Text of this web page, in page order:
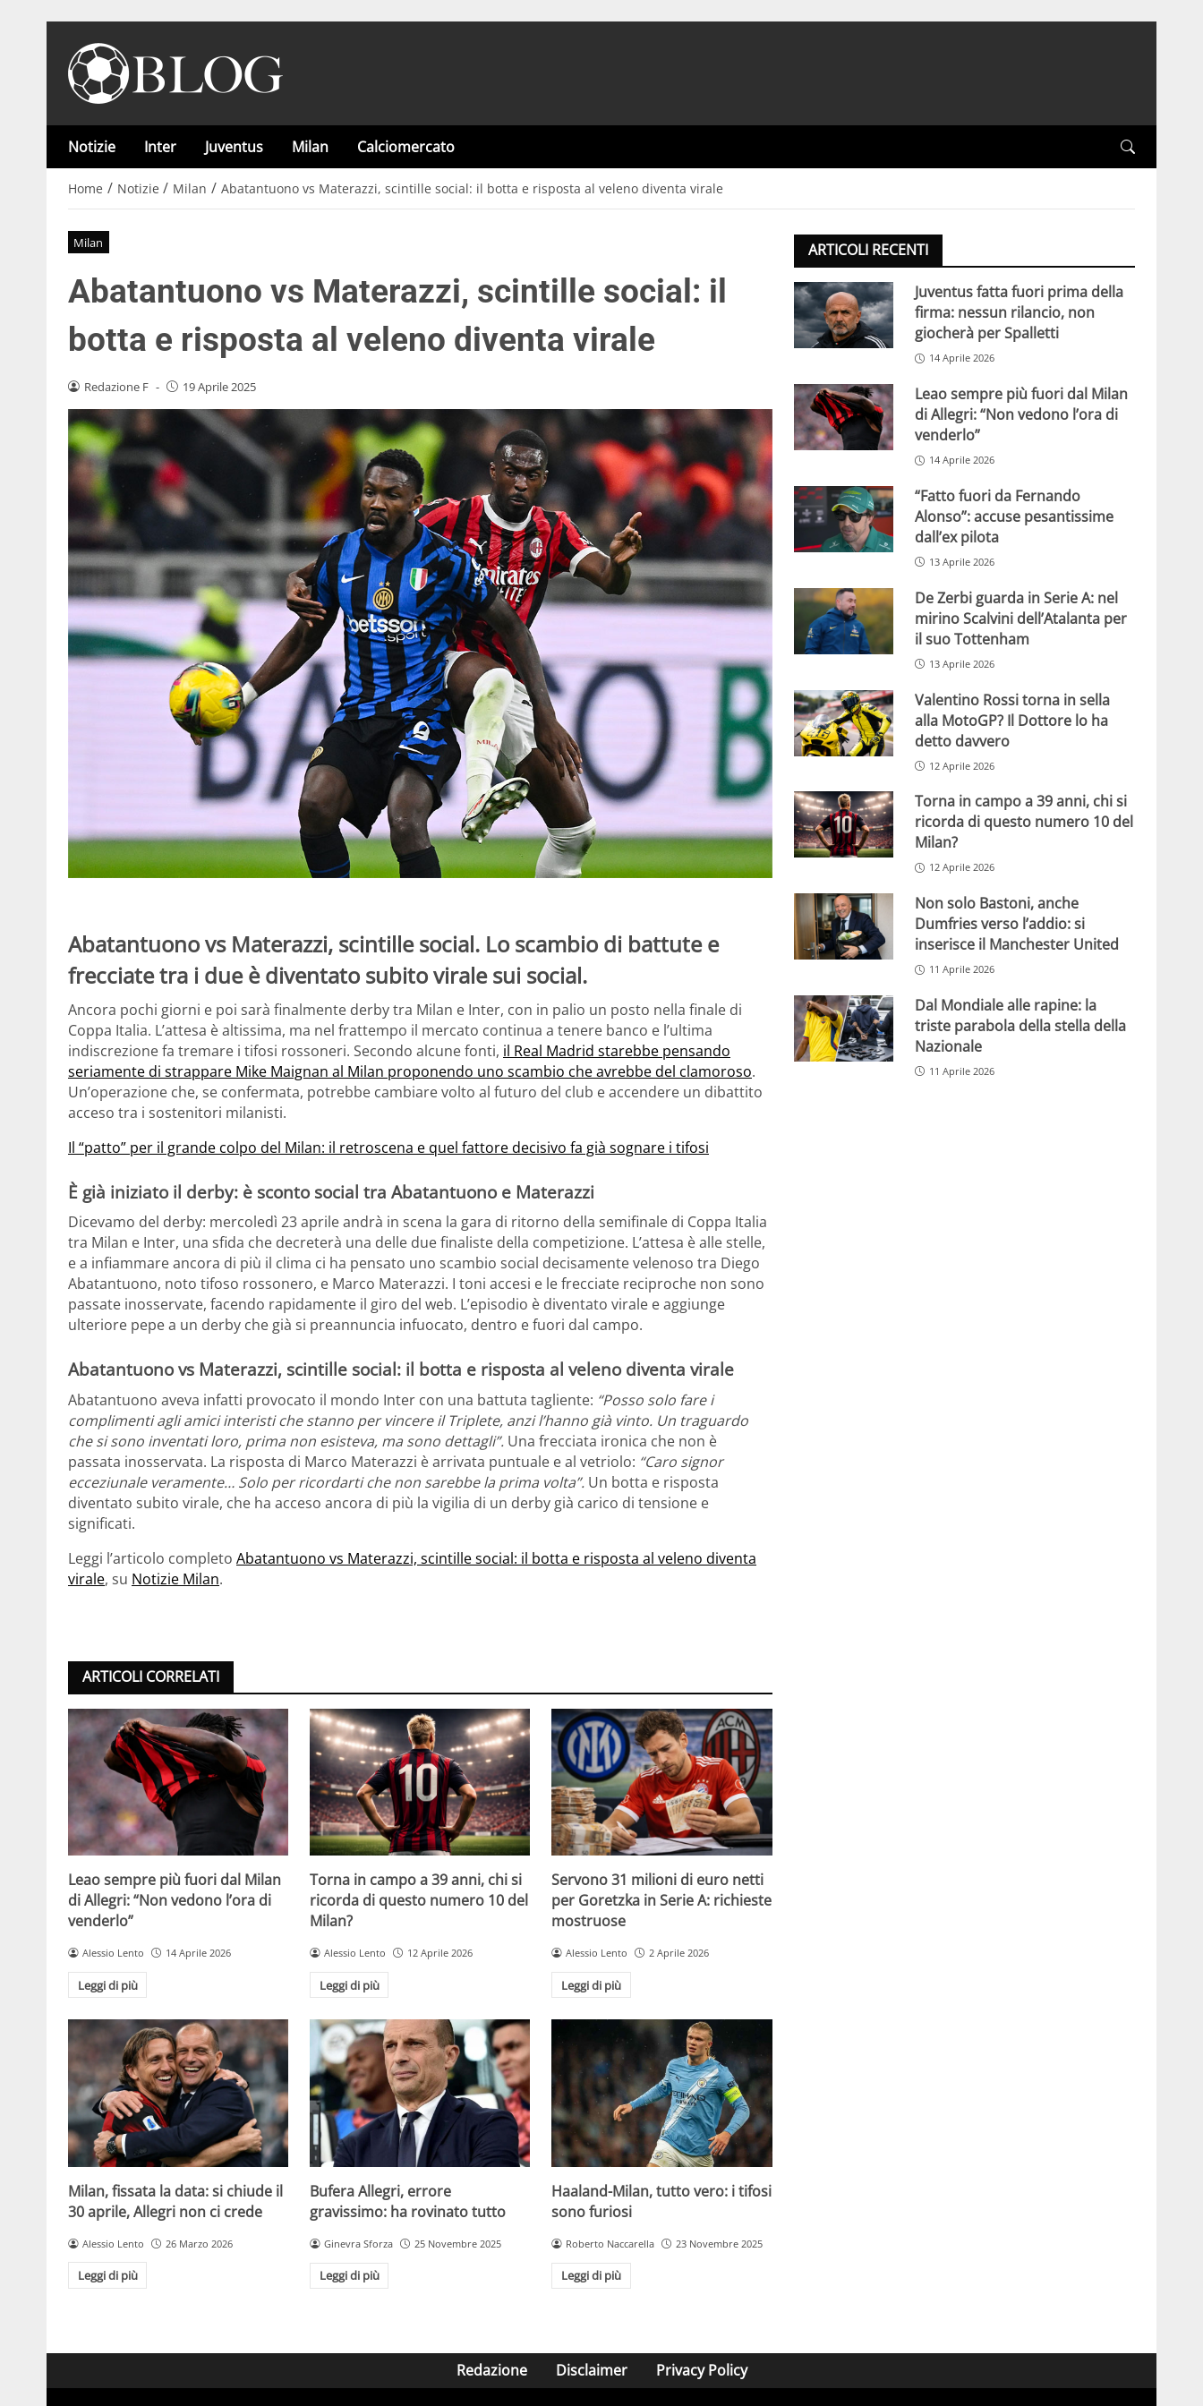
Notizie Inter Juventus Milan Calciomercato
Home / Notizie / Milan / Abatantuono vs Materazzi, scintille social: il botta e risposta al veleno diventa virale
Milan
Abatantuono vs Materazzi, scintille social: il
botta e risposta al veleno diventa virale
Redazione F - 19 Aprile 2025
Abatantuono vs Materazzi, scintille social. Lo scambio di battute e
frecciate tra i due è diventato subito virale sui social.
Ancora pochi giorni e poi sarà finalmente derby tra Milan e Inter, con in palio un posto nella finale di
Coppa Italia. L’attesa è altissima, ma nel frattempo il mercato continua a tenere banco e l’ultima
indiscrezione fa tremare i tifosi rossoneri. Secondo alcune fonti, il Real Madrid starebbe pensando
seriamente di strappare Mike Maignan al Milan proponendo uno scambio che avrebbe del clamoroso.
Un’operazione che, se confermata, potrebbe cambiare volto al futuro del club e accendere un dibattito
acceso tra i sostenitori milanisti.
Il “patto” per il grande colpo del Milan: il retroscena e quel fattore decisivo fa già sognare i tifosi
È già iniziato il derby: è sconto social tra Abatantuono e Materazzi
Dicevamo del derby: mercoledì 23 aprile andrà in scena la gara di ritorno della semifinale di Coppa Italia
tra Milan e Inter, una sfida che decreterà una delle due finaliste della competizione. L’attesa è alle stelle,
e a infiammare ancora di più il clima ci ha pensato uno scambio social decisamente velenoso tra Diego
Abatantuono, noto tifoso rossonero, e Marco Materazzi. I toni accesi e le frecciate reciproche non sono
passate inosservate, facendo rapidamente il giro del web. L’episodio è diventato virale e aggiunge
ulteriore pepe a un derby che già si preannuncia infuocato, dentro e fuori dal campo.
Abatantuono vs Materazzi, scintille social: il botta e risposta al veleno diventa virale
Abatantuono aveva infatti provocato il mondo Inter con una battuta tagliente: “Posso solo fare i
complimenti agli amici interisti che stanno per vincere il Triplete, anzi l’hanno già vinto. Un traguardo
che si sono inventati loro, prima non esisteva, ma sono dettagli”. Una frecciata ironica che non è
passata inosservata. La risposta di Marco Materazzi è arrivata puntuale e al vetriolo: “Caro signor
ecceziunale veramente… Solo per ricordarti che non sarebbe la prima volta”. Un botta e risposta
diventato subito virale, che ha acceso ancora di più la vigilia di un derby già carico di tensione e
significati.
Leggi l’articolo completo Abatantuono vs Materazzi, scintille social: il botta e risposta al veleno diventa
virale, su Notizie Milan.
ARTICOLI CORRELATI
Leao sempre più fuori dal Milan
di Allegri: “Non vedono l’ora di
venderlo”
Alessio Lento 14 Aprile 2026
Leggi di più
Torna in campo a 39 anni, chi si
ricorda di questo numero 10 del
Milan?
Alessio Lento 12 Aprile 2026
Leggi di più
Servono 31 milioni di euro netti
per Goretzka in Serie A: richieste
mostruose
Alessio Lento 2 Aprile 2026
Leggi di più
Milan, fissata la data: si chiude il
30 aprile, Allegri non ci crede
Alessio Lento 26 Marzo 2026
Leggi di più
Bufera Allegri, errore
gravissimo: ha rovinato tutto
Ginevra Sforza 25 Novembre 2025
Leggi di più
Haaland-Milan, tutto vero: i tifosi
sono furiosi
Roberto Naccarella 23 Novembre 2025
Leggi di più
ARTICOLI RECENTI
Juventus fatta fuori prima della
firma: nessun rilancio, non
giocherà per Spalletti
14 Aprile 2026
Leao sempre più fuori dal Milan
di Allegri: “Non vedono l’ora di
venderlo”
14 Aprile 2026
“Fatto fuori da Fernando
Alonso”: accuse pesantissime
dall’ex pilota
13 Aprile 2026
De Zerbi guarda in Serie A: nel
mirino Scalvini dell’Atalanta per
il suo Tottenham
13 Aprile 2026
Valentino Rossi torna in sella
alla MotoGP? Il Dottore lo ha
detto davvero
12 Aprile 2026
Torna in campo a 39 anni, chi si
ricorda di questo numero 10 del
Milan?
12 Aprile 2026
Non solo Bastoni, anche
Dumfries verso l’addio: si
inserisce il Manchester United
11 Aprile 2026
Dal Mondiale alle rapine: la
triste parabola della stella della
Nazionale
11 Aprile 2026
Redazione Disclaimer Privacy Policy